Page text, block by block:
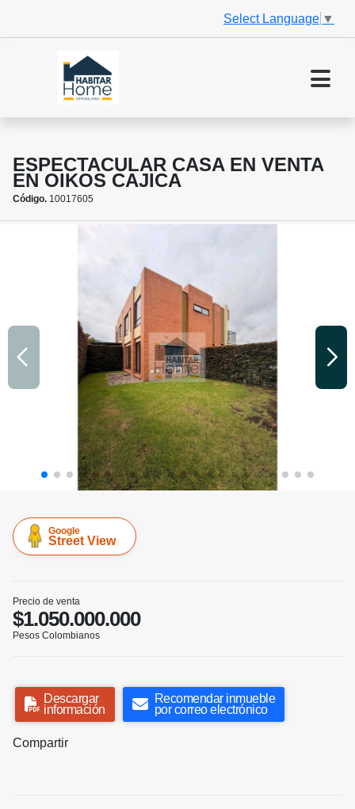
Select Language ▼
ESPECTACULAR CASA EN VENTA
EN OIKOS CAJICA
Código. 10017605
Google
Street View
Precio de venta
$1.050.000.000
Pesos Colombianos
Descargar
información
Recomendar inmueble
por correo electrónico
Compartir